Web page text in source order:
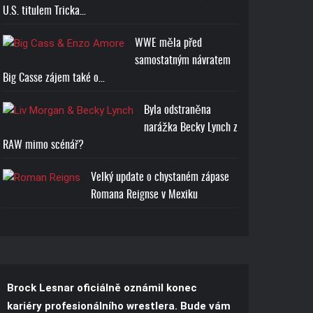
U.S. titulem Tricka…
WWE měla před
samostatným návratem
Big Casse zájem také o…
Byla odstraněna
narážka Becky Lynch z
RAW mimo scénář?
Velký update o chystaném zápase
Romana Reignse v Mexiku
Brock Lesnar oficiálně oznámil konec
kariéry profesionálního wrestlera. Bude vám